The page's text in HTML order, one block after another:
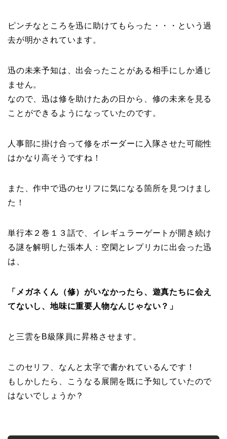
ピンチなところを迅に助けてもらった・・・という過
去が明かされています。
迅の未来予知は、出会ったことがある相手にしか通じ
ません。
なので、迅は修を助けたあの日から、修の未来を見る
ことができるようになっていたのです。
人事部に掛け合って修をボーダーに入隊させた可能性
はかなり高そうですね！
また、作中で迅のセリフに気になる箇所を見つけまし
た！
単行本２巻１３話で、イレギュラーゲートが開き続け
る謎を解明した張本人：空閑とレプリカに出会った迅
は、
「メガネくん（修）がいなかったら、遊真たちに会え
てないし、地味に重要人物なんじゃない？」
と三雲をB級隊員に昇格させます。
このセリフ、なんと太字で書かれているんです！
もしかしたら、こうなる展開を既に予知していたので
はないでしょうか？